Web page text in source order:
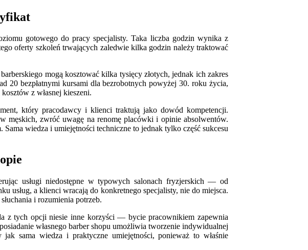
gotowego do pracy specjalisty. Taka liczba godzin wynika z
oferty szkoleń trwających zaledwie kilka godzin należy traktować
mogą kosztować kilka tysięcy złotych, jednak ich zakres
20 bezpłatnymi kursami dla bezrobotnych powyżej 30. roku życia,
z własnej kieszeni.
który pracodawcy i klienci traktują jako dowód kompetencji.
męskich, zwróć uwagę na renomę placówki i opinie absolwentów.
wiedza i umiejętności techniczne to jednak tylko część sukcesu
usługi niedostępne w typowych salonach fryzjerskich — od
usług, a klienci wracają do konkretnego specjalisty, nie do miejsca.
i rozumienia potrzeb.
z tych opcji niesie inne korzyści — bycie pracownikiem zapewnia
własnego barber shopu umożliwia tworzenie indywidualnej
sama wiedza i praktyczne umiejętności, ponieważ to właśnie